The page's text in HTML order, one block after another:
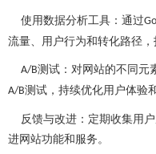
使用数据分析工具：通过
流量、用户行为和转化路径，
A/B测试：对网站的不同元
A/B测试，持续优化用户体验
反馈与改进：定期收集用
进网站功能和服务。